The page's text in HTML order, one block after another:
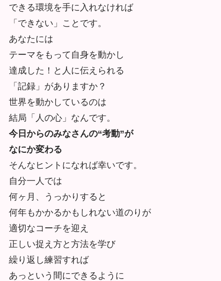
できる環境を手に入れなければ
「できない」ことです。
あなたには
テーマをもって自身を動かし
達成した！と人に伝えられる
「記録」がありますか？
世界を動かしているのは
結局「人の心」なんです。
今日からのみなさんの“考動”が
なにか変わる
そんなヒントになれば幸いです。
自分一人では
何ヶ月、うっかりすると
何年もかかるかもしれない道のりが
適切なコーチを迎え
正しい捉え方と方法を学び
繰り返し練習すれば
あっという間にできるように